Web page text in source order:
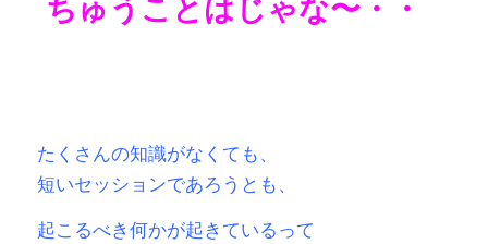
たくさんの知識がなくても、
短いセッションであろうとも、
起こるべき何かが起きているって